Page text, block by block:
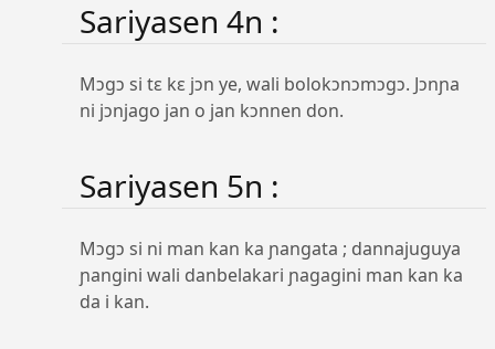
Sariyasen 4n :
Mɔgɔ si tɛ kɛ jɔn ye, wali bolokɔnɔmɔgɔ. Jɔnɲa
ni jɔnjago jan o jan kɔnnen don.
Sariyasen 5n :
Mɔgɔ si ni man kan ka ɲangata ; dannajuguya
ɲangini wali danbelakari ɲagagini man kan ka
da i kan.